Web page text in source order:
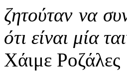
ζητούταν να
ότι είναι μία
Χάιμε Ροζάλες